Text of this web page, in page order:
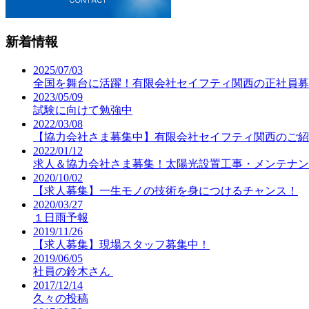
新着情報
2025/07/03
全国を舞台に活躍！有限会社セイフティ関西の正社員
2023/05/09
試験に向けて勉強中
2022/03/08
【協力会社さま募集中】有限会社セイフティ関西のご
2022/01/12
求人＆協力会社さま募集！太陽光設置工事・メンテナ
2020/10/02
【求人募集】一生モノの技術を身につけるチャンス！
2020/03/27
１日雨予報
2019/11/26
【求人募集】現場スタッフ募集中！
2019/06/05
社員の鈴木さん
2017/12/14
久々の投稿